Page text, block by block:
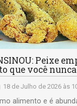
Peixe
que você
18 de Julho de 2026 às
alimento e é